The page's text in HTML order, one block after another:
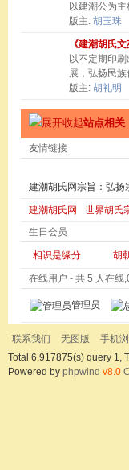
以建潮公为
版主: 胡玉珠
《建潮胡氏
以不定期印
展，弘扬民族
版主: 胡礼明
站点相关
友情链接
建潮胡氏网宗旨：弘扬
建潮胡氏网 世界胡氏
生日会员
相识是缘分 胡
在线用户 - 共 5 人在线
管理员
联系我们 无图版 手机
Total 6.917875(s) query 1,
Powered by phpwind v8.0